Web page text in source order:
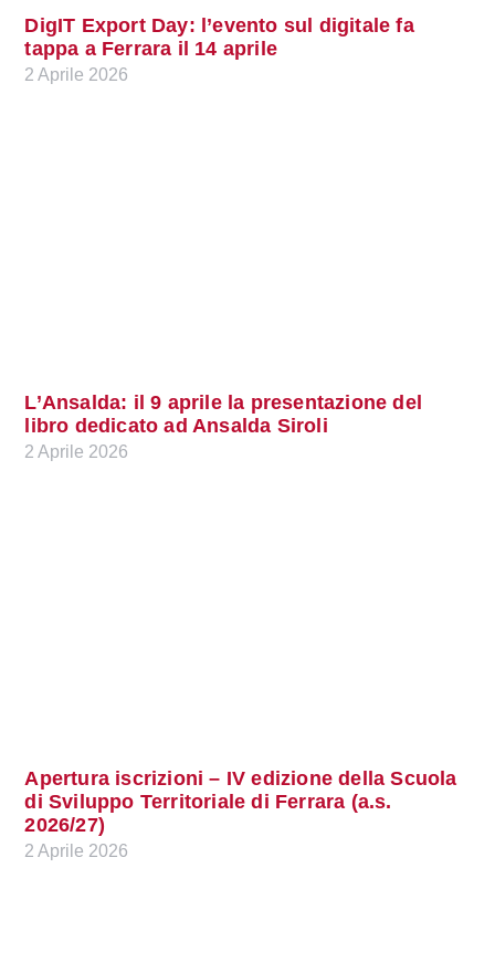
DigIT Export Day: l’evento sul digitale fa
tappa a Ferrara il 14 aprile
2 Aprile 2026
L’Ansalda: il 9 aprile la presentazione del
libro dedicato ad Ansalda Siroli
2 Aprile 2026
Apertura iscrizioni – IV edizione della Scuola
di Sviluppo Territoriale di Ferrara (a.s.
2026/27)
2 Aprile 2026